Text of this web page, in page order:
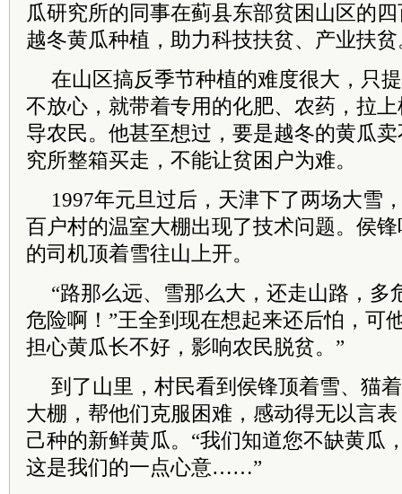
瓜研究所的同事在蓟县东部贫困山区的
越冬黄瓜种植，助力科技扶贫、产业扶贫
在山区搞反季节种植的难度很大，只
不放心，就带着专用的化肥、农药，拉
导农民。他甚至想过，要是越冬的黄瓜
究所整箱买走，不能让贫困户为难。
1997年元旦过后，天津下了两场大雪
百户村的温室大棚出现了技术问题。侯
的司机顶着雪往山上开。
“路那么远、雪那么大，还走山路，多
危险啊！”王全到现在想起来还后怕，可
担心黄瓜长不好，影响农民脱贫。”
到了山里，村民看到侯锋顶着雪、猫
大棚，帮他们克服困难，感动得无以言
己种的新鲜黄瓜。“我们知道您不缺黄瓜
这是我们的一点心意……”